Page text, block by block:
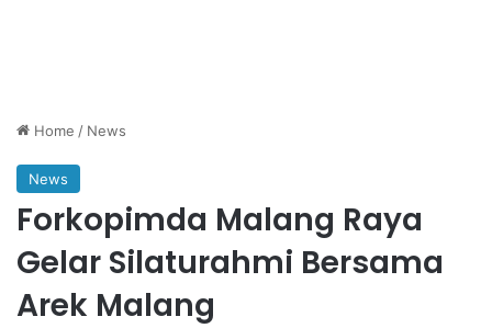
Home / News
News
Forkopimda Malang Raya
Gelar Silaturahmi Bersama
Arek Malang